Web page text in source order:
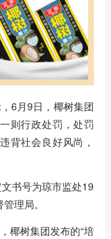
6月9日，椰树集团
则行政处罚，处罚
背社会良好风尚，
书号为琼市监处19
理局。
椰树集团发布的“培